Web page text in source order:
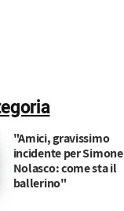
"Amici, gravissimo
incidente per Simone
Nolasco: come sta il
ballerino"